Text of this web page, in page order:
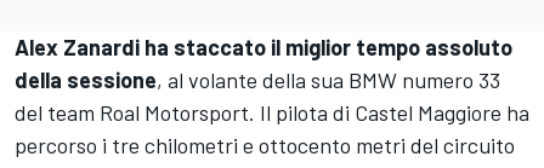
Alex Zanardi ha staccato il miglior tempo assoluto
della sessione, al volante della sua BMW numero 33
del team Roal Motorsport. Il pilota di Castel Maggiore ha
percorso i tre chilometri e ottocento metri del circuito